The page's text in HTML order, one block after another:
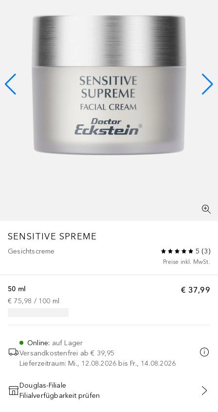
SENSITIVE SPREME
Gesichtscreme 5 (3)
Preise inkl. MwSt.
€ 37,99
50 ml
€ 75,98 / 100 ml
Online: auf Lager
Versandkostenfrei ab € 39,95
Lieferzeitraum: Mi., 12.08.2026 bis Fr., 14.08.2026
IN DEN WARENKORB
Douglas-Filiale
Filialverfügbarkeit prüfen